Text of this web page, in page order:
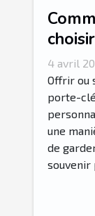
photo
pour
porte-
4 avril
Offrir ou
porte-
une
de
souvenir